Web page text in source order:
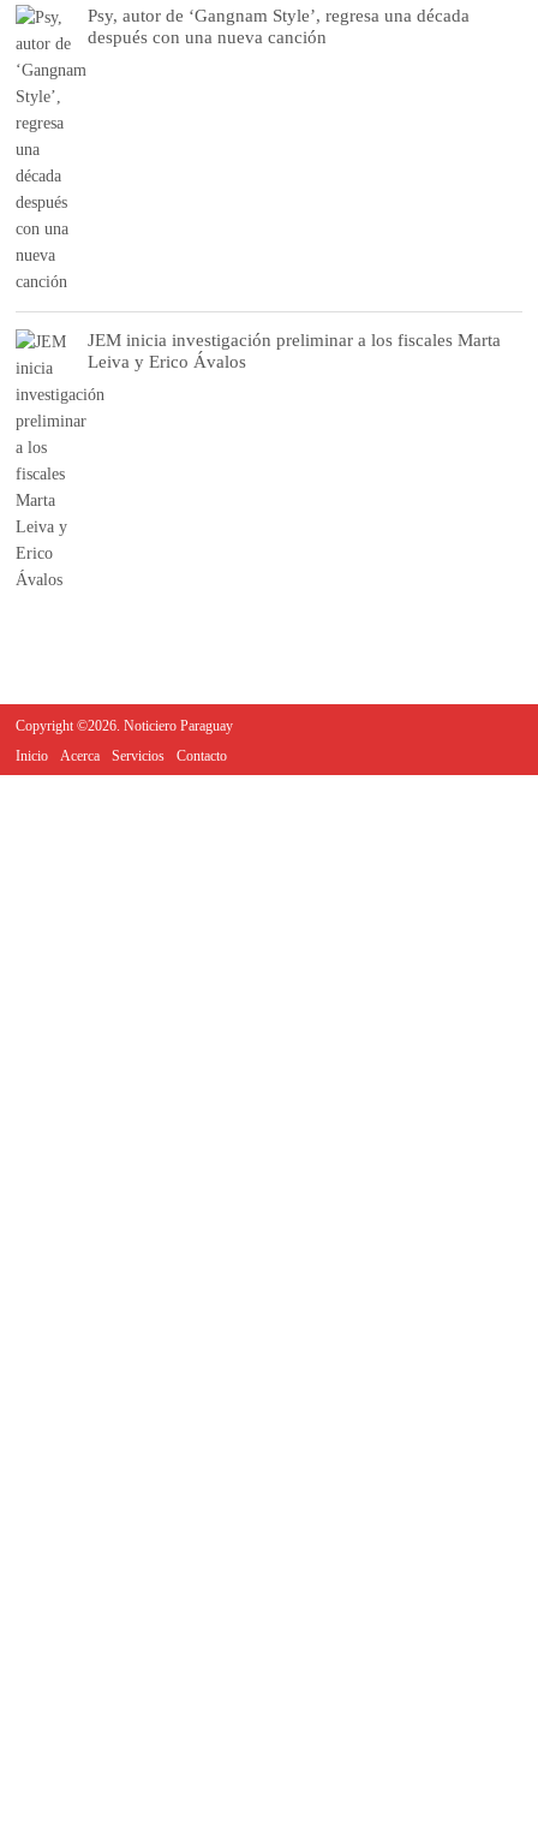
Psy, autor de ‘Gangnam Style’, regresa una década
después con una nueva canción
JEM inicia investigación preliminar a los fiscales Marta
Leiva y Erico Ávalos
Copyright ©2026. Noticiero Paraguay
Inicio
Acerca Servicios Contacto